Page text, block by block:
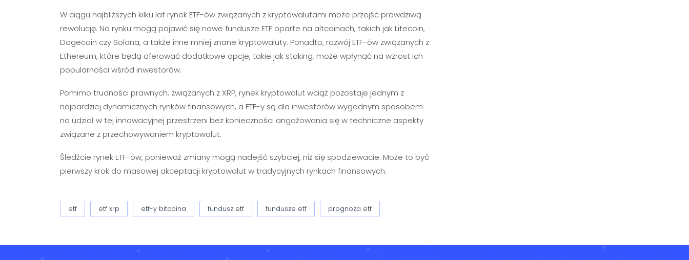
W ciągu najbliższych kilku lat rynek ETF-ów związanych z kryptowalutami może przejść prawdziwą
rewolucję. Na rynku mogą pojawić się nowe fundusze ETF oparte na altcoinach, takich jak Litecoin,
Dogecoin czy Solana, a także inne mniej znane kryptowaluty. Ponadto, rozwój ETF-ów związanych z
Ethereum, które będą oferować dodatkowe opcje, takie jak staking, może wpłynąć na wzrost ich
popularności wśród inwestorów.
Pomimo trudności prawnych, związanych z XRP, rynek kryptowalut wciąż pozostaje jednym z
najbardziej dynamicznych rynków finansowych, a ETF-y są dla inwestorów wygodnym sposobem
na udział w tej innowacyjnej przestrzeni bez konieczności angażowania się w techniczne aspekty
związane z przechowywaniem kryptowalut.
Śledźcie rynek ETF-ów, ponieważ zmiany mogą nadejść szybciej, niż się spodziewacie. Może to być
pierwszy krok do masowej akceptacji kryptowalut w tradycyjnych rynkach finansowych.
etf etf xrp etf-y bitcoina fundusz etf fundusze etf prognoza etf